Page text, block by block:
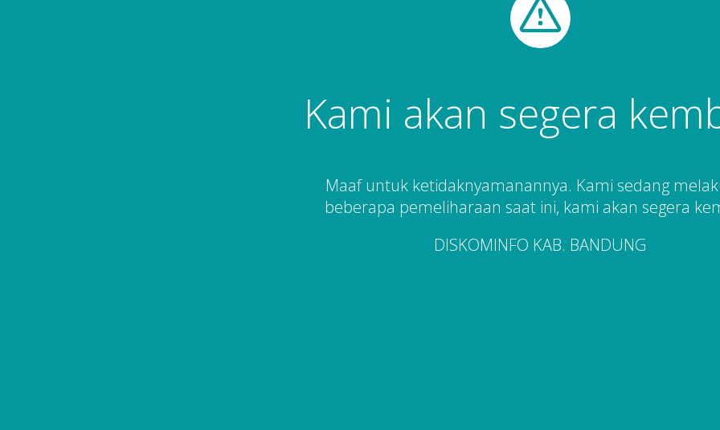
Kami akan segera
Maaf untuk ketidaknyamanannya. Kami sedang
beberapa pemeliharaan saat ini, kami akan segera
DISKOMINFO KAB. BANDUNG